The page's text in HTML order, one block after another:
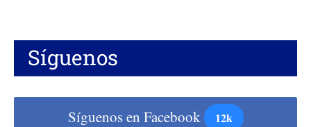
Síguenos
Síguenos en Facebook 12k